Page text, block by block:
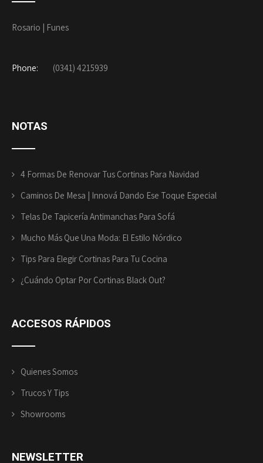
Rosario | Funes
Phone: (0341) 4215939
NOTAS
4 Formas De Renovar Tus Cortinas Para Navidad
Caminos De Mesa | Innová Dando Ese Toque Especial
Telas De Tapicería Antimanchas Para Sofá
Mucho Más Que Una Moda: El Estilo Nórdico
Tips Para Elegir Cortinas Para Tu Cocina
¿Cuándo Optar Por Cortinas Black Out?
ACCESOS RÁPIDOS
Quienes Somos
Trucos Y Tips
Showrooms
NEWSLETTER